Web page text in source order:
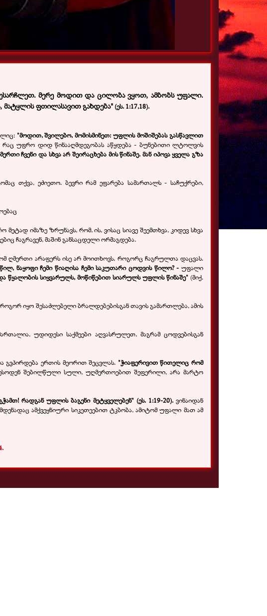
მერე მოდით და ცილობა ვყოთ, ამბობს უფალი.
ფთილასავით გახდება"(ეს. 1:17,18).
"მოდით, შვილებო, მომისმინეთ: უფლის მოშიშებას გასწავლით
უფრო დიდ წინააღმდეგობას აწყდება - ბუნებითი ლტოლვის
ჩვენი და სხვა არ შეირაცხება მის წინაშე. მან იპოვა ყველა გზა
თქვა, ეძიეთო. ბევრი რამ ეფარება სამართალს - საჩუქრები,
იმაზე ზრუნავს, რომ, ის, ვისაც სიავე შეემთხვა, კიდევ სხვა
ჩაგრავენ, მაშინ განსაცდელი ორმაგდება.
ღმერთი არაფერს ისე არ მოითხოვს, როგორც ჩაგრულთა დაცვას.
ნაყოფი ჩემი წიაღისა ჩემი საკუთარი ცოდვის წილო? -უფალი
წყალობის სიყვარულს, მოწიწებით სიარულს უფლის წინაშე" (მიქ.
იყო შესაძლებელი ბრალდებებისგან თავის გამართლება, ამის
უდიდესი საქმეები აღვასრულეთ, მაგრამ ცოდვებისგან
გვპირდება ერთის მეორით შეცვლას. "ჭიაფერივით წითელიც რომ
შებილწული სული, უღმერთოებით შეფერილი, არა მარტო
რადგან უფლის ბაგენი მეტყველებენ" (ეს. 1:19-20). ვინაიდან
ამქვეყნიური სიკეთეებით ტკბობა, ამიტომ უფალი მათ ამ